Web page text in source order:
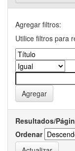
Agregar filtros:
Utilice filtros para
Resultados/
Ordenar